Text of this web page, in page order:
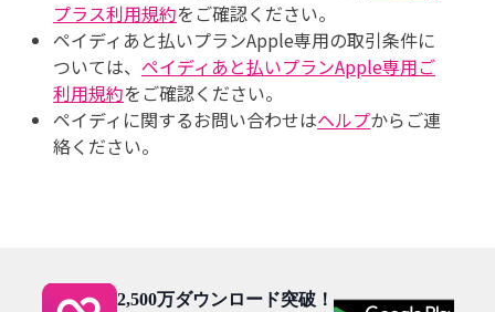
プラス利用規約をご確認ください。
ペイディあと払いプランApple専用の取引条件に
ついては、 ペイディあと払いプランApple専用ご
利用規約をご確認ください。
ペイディに関するお問い合わせはヘルプからご連
絡ください。
2,500万ダウンロード突破！